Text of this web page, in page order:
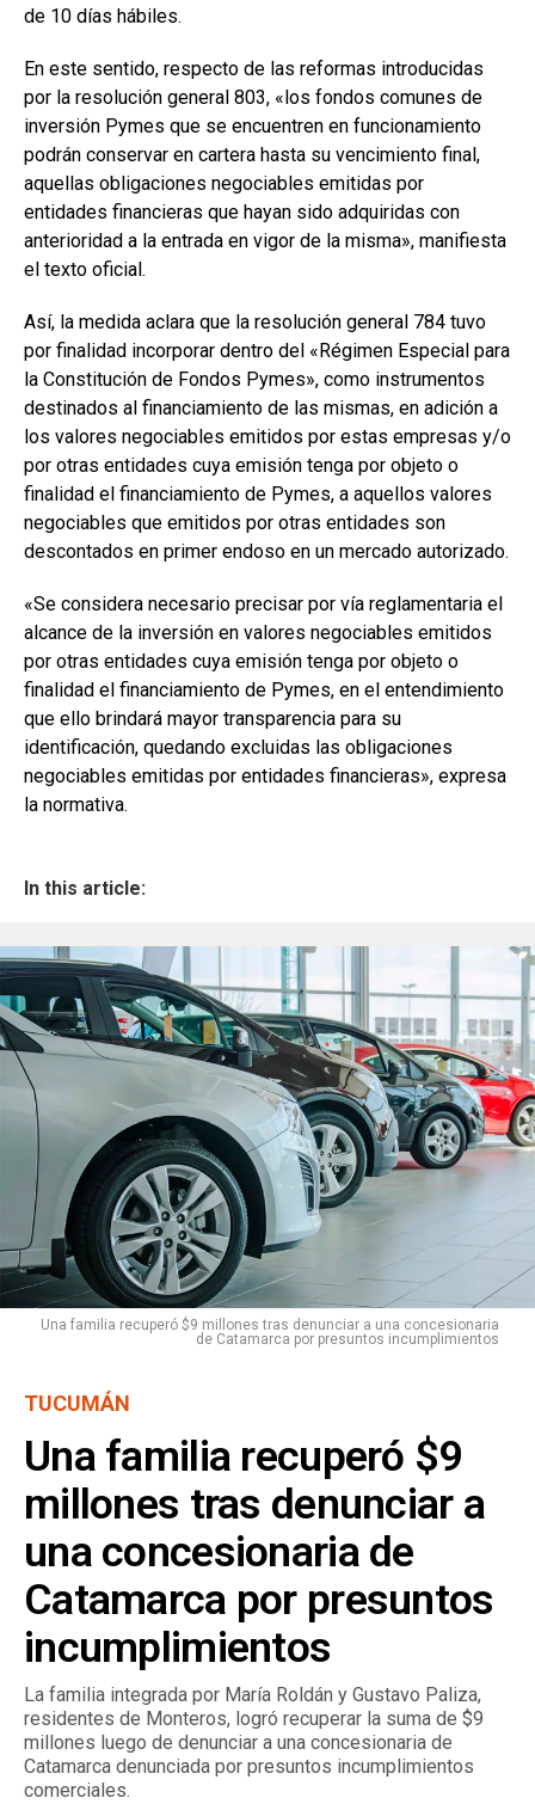
de 10 días hábiles.
En este sentido, respecto de las reformas introducidas
por la resolución general 803, «los fondos comunes de
inversión Pymes que se encuentren en funcionamiento
podrán conservar en cartera hasta su vencimiento final,
aquellas obligaciones negociables emitidas por
entidades financieras que hayan sido adquiridas con
anterioridad a la entrada en vigor de la misma», manifiesta
el texto oficial.
Así, la medida aclara que la resolución general 784 tuvo
por finalidad incorporar dentro del «Régimen Especial para
la Constitución de Fondos Pymes», como instrumentos
destinados al financiamiento de las mismas, en adición a
los valores negociables emitidos por estas empresas y/o
por otras entidades cuya emisión tenga por objeto o
finalidad el financiamiento de Pymes, a aquellos valores
negociables que emitidos por otras entidades son
descontados en primer endoso en un mercado autorizado.
«Se considera necesario precisar por vía reglamentaria el
alcance de la inversión en valores negociables emitidos
por otras entidades cuya emisión tenga por objeto o
finalidad el financiamiento de Pymes, en el entendimiento
que ello brindará mayor transparencia para su
identificación, quedando excluidas las obligaciones
negociables emitidas por entidades financieras», expresa
la normativa.
In this article:
Una familia recuperó $9 millones tras denunciar a una concesionaria
de Catamarca por presuntos incumplimientos
TUCUMÁN
Una familia recuperó $9
millones tras denunciar a
una concesionaria de
Catamarca por presuntos
incumplimientos
La familia integrada por María Roldán y Gustavo Paliza,
residentes de Monteros, logró recuperar la suma de $9
millones luego de denunciar a una concesionaria de
Catamarca denunciada por presuntos incumplimientos
comerciales.